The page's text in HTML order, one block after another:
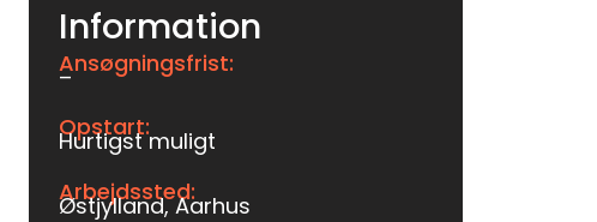
Information
Ansøgningsfrist:
–
Opstart:
Hurtigst muligt
Arbejdssted:
Østjylland, Aarhus